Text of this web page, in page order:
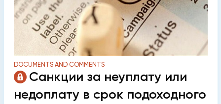
DOCUMENTS AND COMMENTS
Санкции за неуплату или
недоплату в срок подоходного